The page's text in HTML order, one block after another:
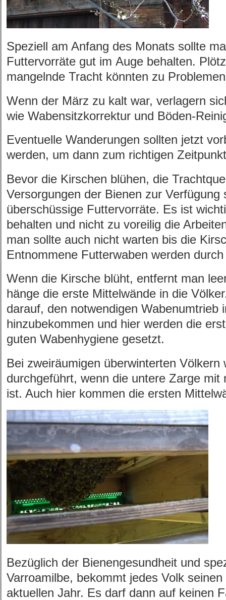
Speziell am Anfang des Monats sollte
Futtervorräte gut im Auge behalten.
mangelnde Tracht könnten zu
Wenn der März zu kalt war, verlagern
wie Wabensitzkorrektur und Böden-
Eventuelle Wanderungen sollten jetzt
werden, um dann zum richtigen
Bevor die Kirschen blühen, die
Versorgungen der Bienen zur
überschüssige Futtervorräte. Es ist
behalten und nicht zu voreilig die
man sollte auch nicht warten bis die
Entnommene Futterwaben werden
Wenn die Kirsche blüht, entfernt man
hänge die erste Mittelwände in die
darauf, den notwendigen Wabenumtrieb
hinzubekommen und hier werden die
guten Wabenhygiene gesetzt.
Bei zweiräumigen überwinterten Völkern
durchgeführt, wenn die untere Zarge mit
ist. Auch hier kommen die ersten
Bezüglich der Bienengesundheit und
Varroamilbe, bekommt jedes Volk
aktuellen Jahr. Es darf dann auf keinen